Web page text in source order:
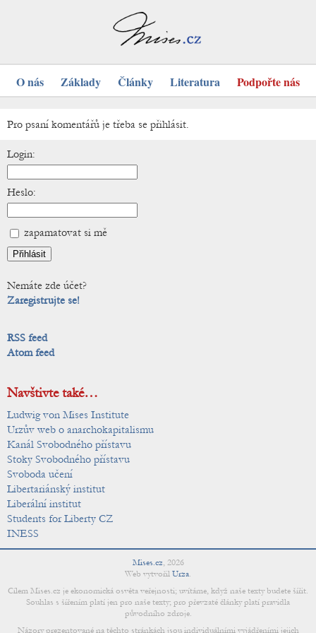
O nás Základy Články Literatura Podpořte nás
Pro psaní komentářů je třeba se přihlásit.
Login:
Heslo:
zapamatovat si mě
Nemáte zde účet?
Zaregistrujte se!
RSS feed
Atom feed
Navštivte také…
Ludwig von Mises Institute
Urzův web o anarchokapitalismu
Kanál Svobodného přístavu
Stoky Svobodného přístavu
Svoboda učení
Libertariánský institut
Liberální institut
Students for Liberty CZ
INESS
Mises.cz, 2026
Web vytvořil Urza.
Cílem Mises.cz je ekonomická osvěta veřejnosti; uvítáme, když naše texty budete šířit.
Souhlas s šířením platí jen pro naše texty; pro převzaté články platí pravidla
původního zdroje.
Názory prezentované na těchto stránkách jsou individuálními vyjádřeními jejich